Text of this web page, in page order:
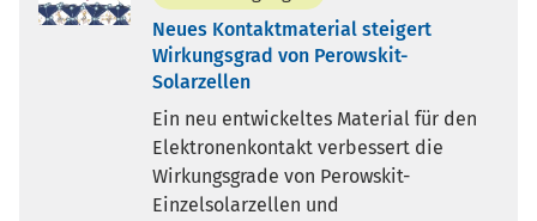
Neues Kontaktmaterial steigert
Wirkungsgrad von Perowskit-
Solarzellen
Ein neu entwickeltes Material für den
Elektronenkontakt verbessert die
Wirkungsgrade von Perowskit-
Einzelsolarzellen und